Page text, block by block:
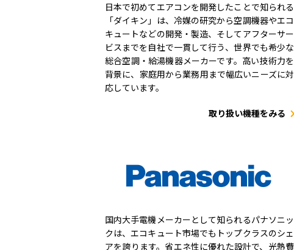
日本で初めてエアコンを開発したことで知られる
「ダイキン」は、冷媒の研究から空調機器やエコ
キュートなどの開発・製造、そしてアフターサー
ビスまでを自社で一貫して行う、世界でも希少な
総合空調・給湯機器メーカーです。高い技術力を
背景に、家庭用から業務用まで幅広いニーズに対
応しています。
取り扱い機種をみる
国内大手電機メーカーとして知られるパナソニッ
クは、エコキュート市場でもトップクラスのシェ
アを誇ります。省エネ性に優れた設計で、光熱費